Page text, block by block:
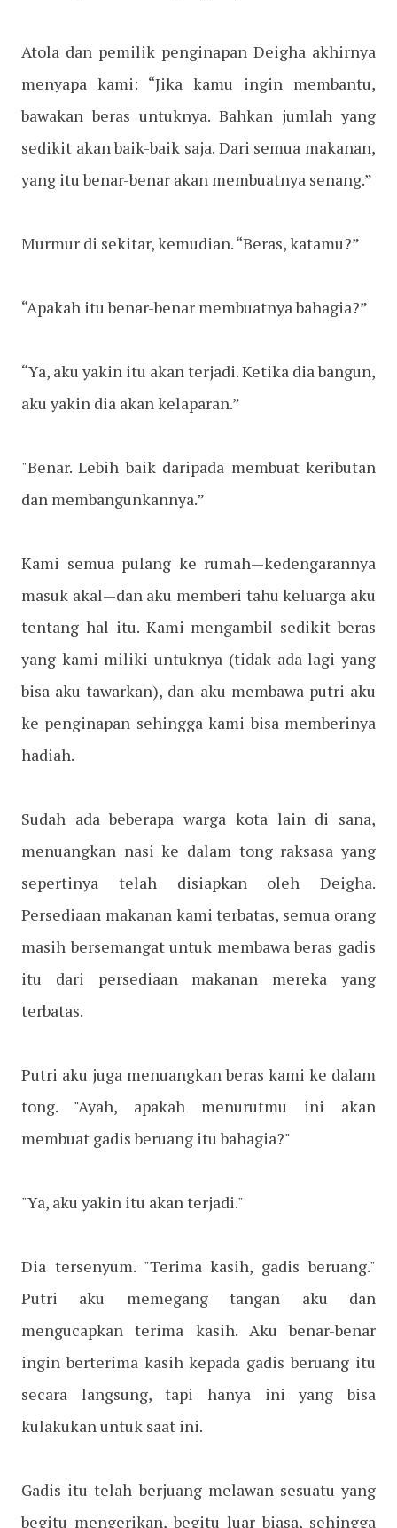
Atola dan pemilik penginapan Deigha akhirnya
menyapa kami: “Jika kamu ingin membantu,
bawakan beras untuknya. Bahkan jumlah yang
sedikit akan baik-baik saja. Dari semua makanan,
yang itu benar-benar akan membuatnya senang.”
Murmur di sekitar, kemudian. “Beras, katamu?”
“Apakah itu benar-benar membuatnya bahagia?”
“Ya, aku yakin itu akan terjadi. Ketika dia bangun,
aku yakin dia akan kelaparan.”
"Benar. Lebih baik daripada membuat keributan
dan membangunkannya.”
Kami semua pulang ke rumah—kedengarannya
masuk akal—dan aku memberi tahu keluarga aku
tentang hal itu. Kami mengambil sedikit beras
yang kami miliki untuknya (tidak ada lagi yang
bisa aku tawarkan), dan aku membawa putri aku
ke penginapan sehingga kami bisa memberinya
hadiah.
Sudah ada beberapa warga kota lain di sana,
menuangkan nasi ke dalam tong raksasa yang
sepertinya telah disiapkan oleh Deigha.
Persediaan makanan kami terbatas, semua orang
masih bersemangat untuk membawa beras gadis
itu dari persediaan makanan mereka yang
terbatas.
Putri aku juga menuangkan beras kami ke dalam
tong. "Ayah, apakah menurutmu ini akan
membuat gadis beruang itu bahagia?"
"Ya, aku yakin itu akan terjadi."
Dia tersenyum. "Terima kasih, gadis beruang."
Putri aku memegang tangan aku dan
mengucapkan terima kasih. Aku benar-benar
ingin berterima kasih kepada gadis beruang itu
secara langsung, tapi hanya ini yang bisa
kulakukan untuk saat ini.
Gadis itu telah berjuang melawan sesuatu yang
begitu mengerikan, begitu luar biasa, sehingga